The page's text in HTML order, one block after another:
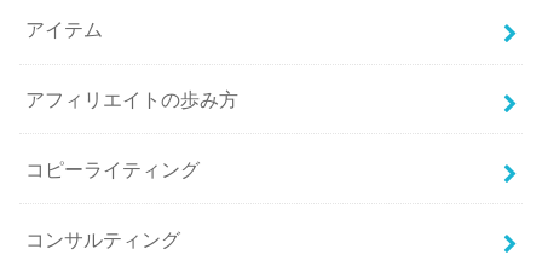
アイテム
アフィリエイトの歩み方
コピーライティング
コンサルティング